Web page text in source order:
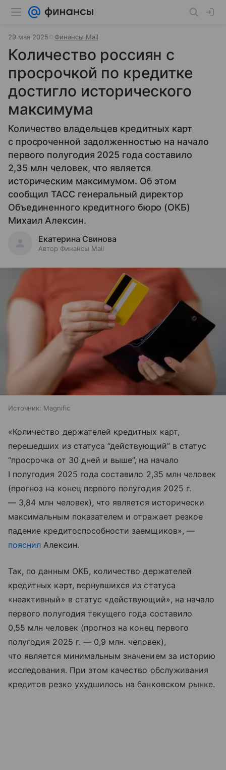
29 мая 2025 Финансы Mail
Количество россиян с
просрочкой по кредитке
достигло исторического
максимума
Количество владельцев кредитных карт
с просроченной задолженностью на начало
первого полугодия 2025 года составило
2,35 млн человек, что является
историческим максимумом. Об этом
сообщил ТАСС генеральный директор
Объединенного кредитного бюро (ОКБ)
Михаил Алексин.
Екатерина Свинова
Автор Финансы Mail
Источник: Magnific
«Количество держателей кредитных карт,
перешедших из статуса “действующий” в статус
“просрочка от 30 дней и выше”, на начало
I полугодия 2025 года составило 2,35 млн человек
(прогноз на конец первого полугодия 2025 г.
— 3,84 млн человек), что является исторически
максимальным показателем и отражает резкое
падение кредитоспособности заемщиков», —
пояснил Алексин.
Так, по данным ОКБ, количество держателей
кредитных карт, вернувшихся из статуса
«неактивный» в статус «действующий», на начало
первого полугодия текущего года составило
0,55 млн человек (прогноз на конец первого
полугодия 2025 г. — 0,9 млн. человек),
что является минимальным значением за историю
исследования. При этом качество обслуживания
кредитов резко ухудшилось на банковском рынке.